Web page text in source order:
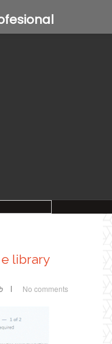
library
No comments